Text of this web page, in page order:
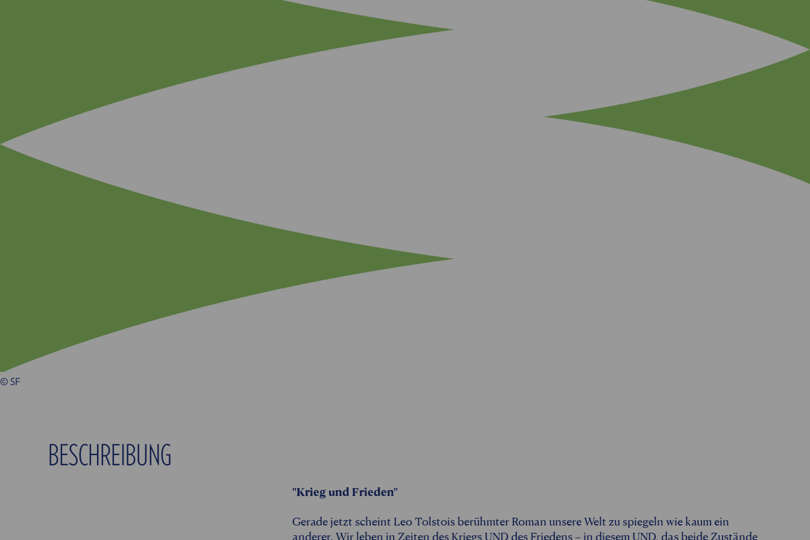
© SF
BESCHREIBUNG
"Krieg und Frieden"
Gerade jetzt scheint Leo Tolstois berühmter Roman unsere Welt zu spiegeln wie kaum ein
anderer. Wir leben in Zeiten des Kriegs UND des Friedens – in diesem UND, das beide Zustände